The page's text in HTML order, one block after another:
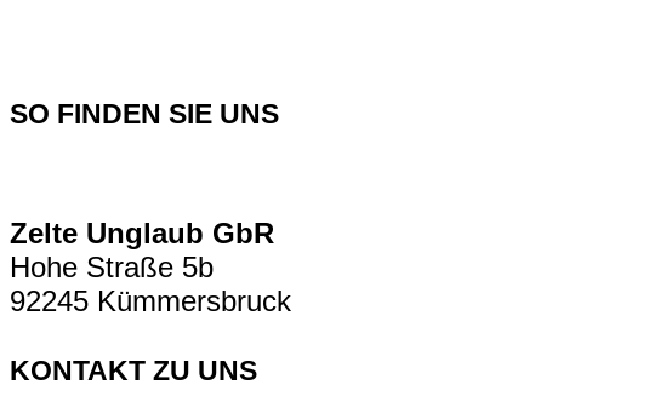
SO FINDEN SIE UNS
Zelte Unglaub GbR
Hohe Straße 5b
92245 Kümmersbruck
KONTAKT ZU UNS